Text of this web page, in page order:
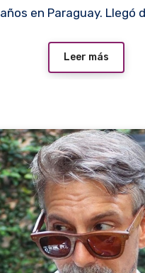
años en Paraguay. Llegó
Leer más